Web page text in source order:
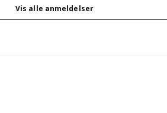
Vis alle anmeldelser